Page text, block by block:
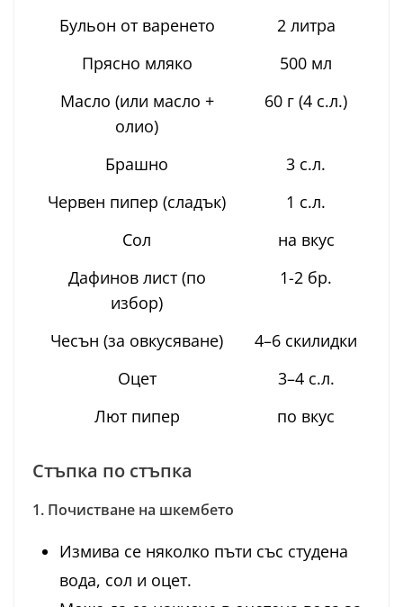
Бульон от варенето
2 литра
Прясно мляко
500 мл
Масло (или масло +
олио)
60 г (4 с.л.)
Брашно
3 с.л.
Червен пипер (сладък)
1 с.л.
Сол
на вкус
Дафинов лист (по
избор)
1-2 бр.
Чесън (за овкусяване)
4–6 скилидки
Оцет
3–4 с.л.
Лют пипер
по вкус
Стъпка по стъпка
1. Почистване на шкембето
Измива се няколко пъти със студена
вода, сол и оцет.